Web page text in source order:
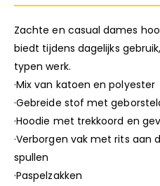
Zachte en casual dames
biedt tijdens dagelijks
typen werk.
·Mix van katoen en polyester
·Gebreide stof met
·Hoodie met trekkoord en
·Verborgen vak met rits aan
spullen
·Paspelzakken